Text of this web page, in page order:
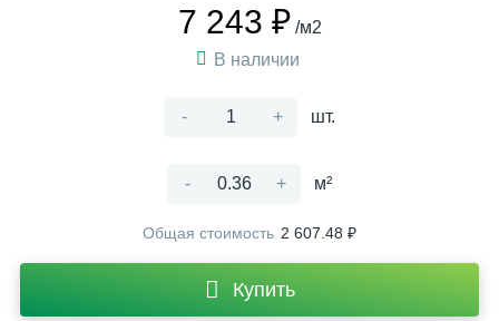
7 243 ₽ /м2
В наличии
- + шт.
- + м²
Общая стоимость 2 607.48 ₽
Купить